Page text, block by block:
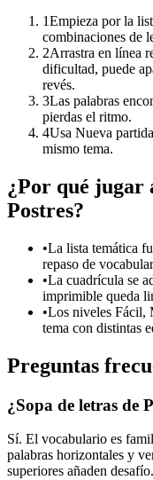
1Empieza por la
combinaciones de
2Arrastra en línea
dificultad, puede
revés.
3Las palabras
pierdas el ritmo.
4Usa Nueva
mismo tema.
¿Por qué jugar
Postres?
•La lista temática
repaso de
•La cuadrícula se
imprimible queda
•Los niveles Fácil,
tema con distintas
Preguntas
¿Sopa de letras de
Sí. El vocabulario es
palabras horizontales y
superiores añaden desafío.